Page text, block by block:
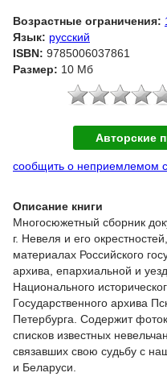
Возрастные ограничения:
Язык: русский
ISBN: 9785006037861
Размер: 10 Мб
Авторские
сообщить о неприемлемом
Описание книги
Многосюжетный сборник
г. Невеля и его
материалах Российского
архива, епархиальной и
Национального
Государственного архива
Петербурга. Содержит
списков известных
связавших свою судьбу с
и Беларуси.